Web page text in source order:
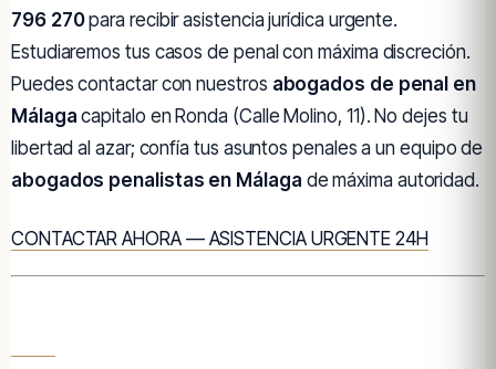
796 270para recibir asistencia jurídica urgente.
Estudiaremos tus casos de penal con máxima discreción.
Puedes contactar con nuestros abogados de penal en
Málaga capitalo en Ronda (Calle Molino, 11). No dejes tu
libertad al azar; confía tus asuntos penales a un equipo de
abogados penalistas en Málaga de máxima autoridad.
CONTACTAR AHORA — ASISTENCIA URGENTE 24H